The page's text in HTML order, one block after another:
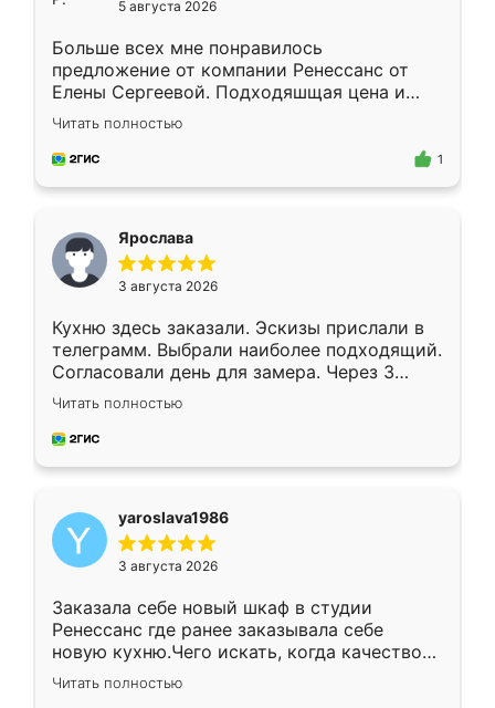
5 августа 2026
Больше всех мне понравилось
предложение от компании Ренессанс от
Елены Сергеевой. Подходяшщая цена и
короткие сроки изготовления. Приехавший
для замера сотрудник Владислав
предложил по моему эскизу самый
Читать полностью
1
Ярослава
3 августа 2026
Кухню здесь заказали. Эскизы прислали в
телеграмм. Выбрали наиболее подходящий.
Согласовали день для замера. Через 3
недели кухня была уже готова. Остались
довольны работой. Спасибо Ренессанс
мебель за качественную работу!
Читать полностью
yaroslava1986
3 августа 2026
Заказала себе новый шкаф в студии
Ренессанс где ранее заказывала себе
новую кухню.Чего искать, когда качеством
вполне довольна. Служит кухня уже почти
два года, нареканий нет.
Читать полностью